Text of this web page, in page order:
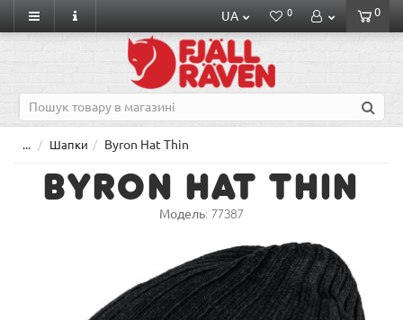
0
UA 0
... Шапки Byron Hat Thin
Byron Hat Thin
Модель: 77387